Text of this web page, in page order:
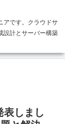
アです。クラウドサ
設計とサーバー構築
表しまし